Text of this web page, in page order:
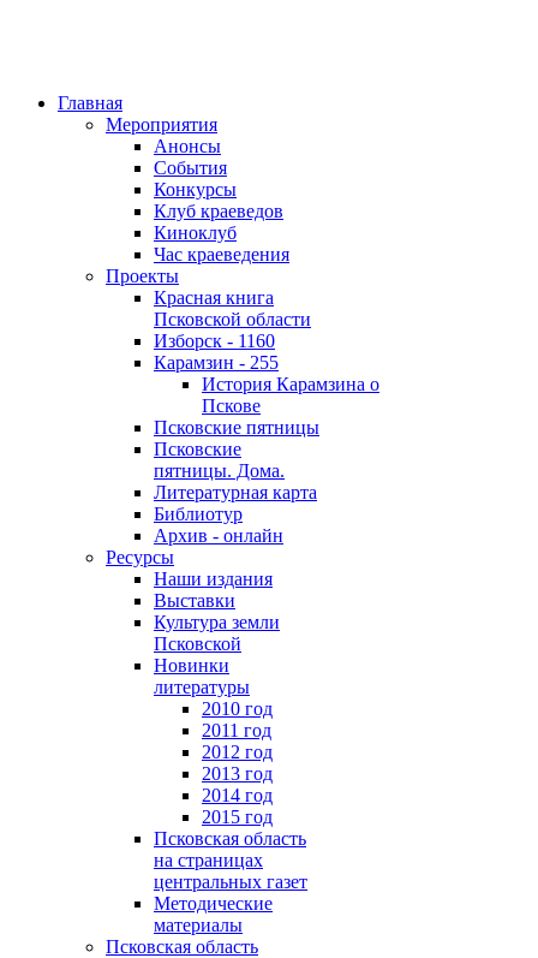
Главная
Мероприятия
Анонсы
События
Конкурсы
Клуб краеведов
Киноклуб
Час краеведения
Проекты
Красная книга
Псковской области
Изборск - 1160
Карамзин - 255
История Карамзина о
Пскове
Псковские пятницы
Псковские
пятницы. Дома.
Литературная карта
Библиотур
Архив - онлайн
Ресурсы
Наши издания
Выставки
Культура земли
Псковской
Новинки
литературы
2010 год
2011 год
2012 год
2013 год
2014 год
2015 год
Псковская область
на страницах
центральных газет
Методические
материалы
Псковская область